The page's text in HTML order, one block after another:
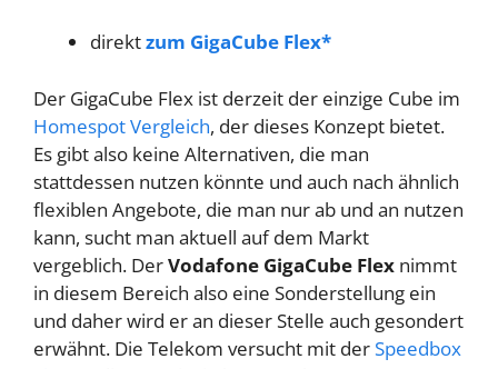
direktzum GigaCube Flex*
Der GigaCube Flex ist derzeit der einzige Cube im
Homespot Vergleich, der dieses Konzept bietet.
Es gibt also keine Alternativen, die man
stattdessen nutzen könnte und auch nach ähnlich
flexiblen Angebote, die man nur ab und an nutzen
kann, sucht man aktuell auf dem Markt
vergeblich. DerVodafone GigaCube Flex nimmt
in diesem Bereich also eine Sonderstellung ein
und daher wird er an dieser Stelle auch gesondert
erwähnt. Die Telekom versucht mit derSpeedbox